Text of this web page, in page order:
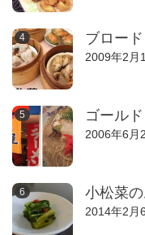
ブロー
2009年2月
ゴール
2006年6月
小松菜
2014年2月